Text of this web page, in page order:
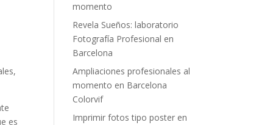
es
momento
Revela Sueños: laboratorio
Fotografía Profesional en
Barcelona
Ampliaciones profesionales al
momento en Barcelona
Colorvif
Imprimir fotos tipo poster en